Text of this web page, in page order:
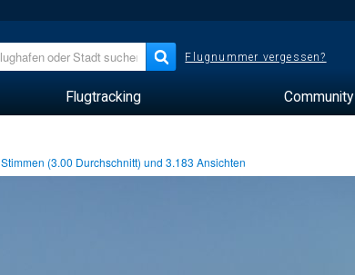
Flugnummer vergessen?
Flugtracking Community
Stimmen (3.00 Durchschnitt) und3.183 Ansichten